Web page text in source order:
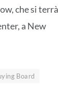
che si terrà
a New
Board